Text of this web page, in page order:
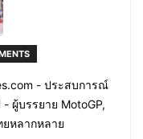
- ประสบการณ์
ผู้บรรยาย MotoGP,
ยหลากหลาย